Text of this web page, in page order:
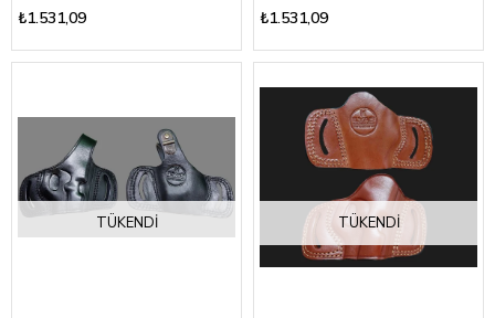
₺1.531,09 ₺1.531,09
TÜKENDI TÜKENDI